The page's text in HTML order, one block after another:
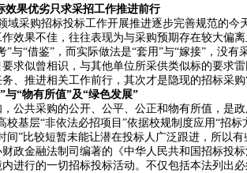
效果优劣只求采招工作推进前行
域采购招标投标工作开展推进逐步完善规范的
效果不佳，往往表现为与采购预期存在较大偏
”与“借鉴”，而实际做法是“套用”与“嫁接”，没
求似曾相识，与其他单位所采供类似标的要求
、推进相关工作前行，其次才是隐现的招标采
与“物有所值”及“绿色发展”
公共采购的公开、公平、公正和物有所值，是
校基层“非依法必招项目”依据校规制度应用“招
间”比较短暂未能让潜在投标人广泛跟进，所以
财政金融法制司编著的《中华人民共和国招标投
内进行的一切招标投标活动。不仅包括本法列出